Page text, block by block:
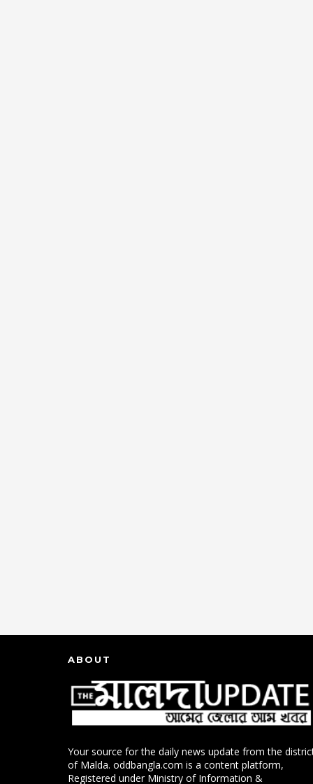
ABOUT
Your source for the daily news update from the
of Malda. oddbangla.com is a content platform,
Registered under Ministry of Information &